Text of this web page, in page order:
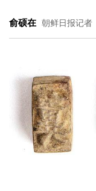
俞硕在 朝鲜日报记者